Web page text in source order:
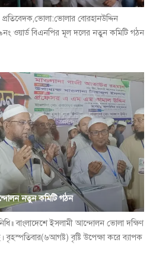
বোরহানউদ্দিন
ওয়ার্ড বিএনপির মূল দলের নতুন কমিটি গঠন
নতুন কমিটি গঠন
বাংলাদেশে ইসলামী আন্দোলন ভোলা দক্ষিণ
বৃহস্পতিবার(৬আগষ্ট) বৃষ্টি উপেক্ষা করে ব্যাপক